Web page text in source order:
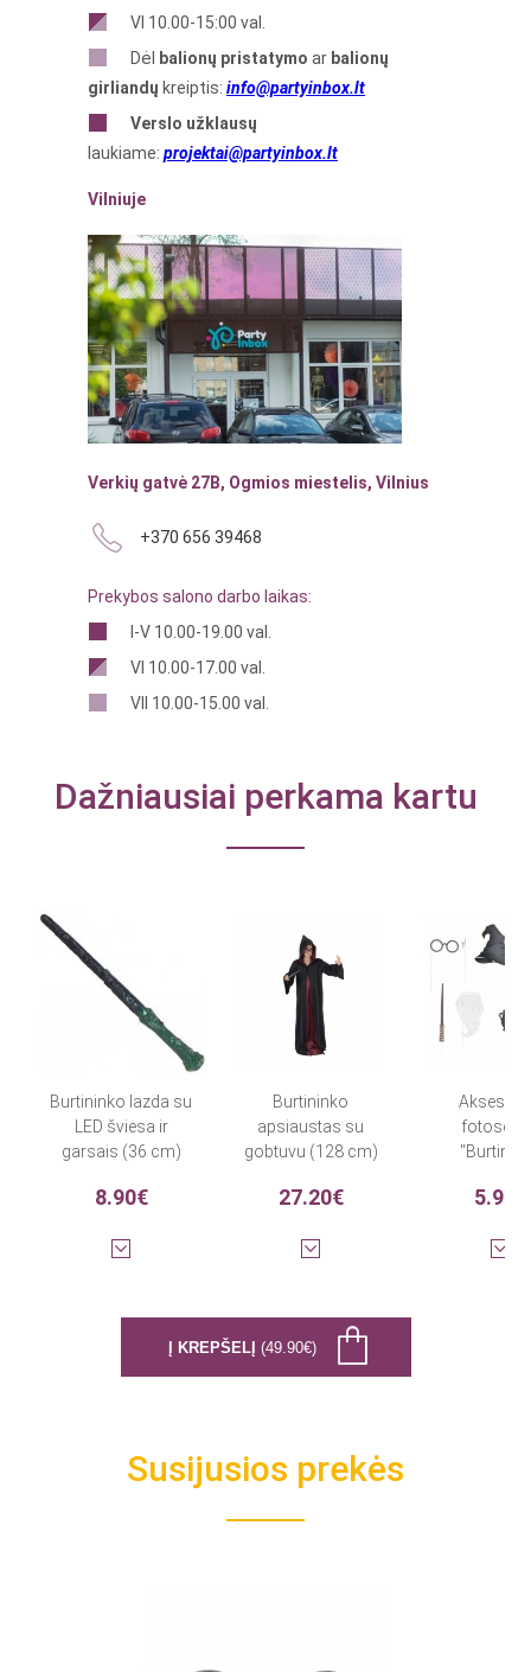
VI 10.00-15:00 val.
Dėl
balionų pristatymo ar balionų
girliandų kreiptis: info@partyinbox.lt
Verslo užklausų
laukiame: projektai@partyinbox.lt
Vilniuje
Verkių gatvė 27B, Ogmios miestelis, Vilnius
+370 656 39468
Prekybos salono darbo laikas:
I-V 10.00-19.00 val.
VI 10.00-17.00 val.
VII 10.00-15.00 val.
Dažniausiai perkama kartu
Burtininko lazda su
LED šviesa ir
garsais (36 cm)
8.90€
Burtininko
apsiaustas su
gobtuvu (128 cm)
27.20€ 5.90€
Į KREPŠELĮ (49.90€)
Susijusios prekės